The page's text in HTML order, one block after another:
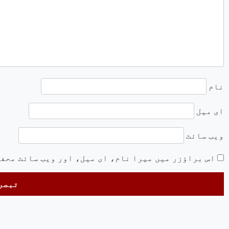
نام
ای میل
ویب‌ سائٹ
اس براؤزر میں میرا نام، ای میل، اور ویب سائٹ